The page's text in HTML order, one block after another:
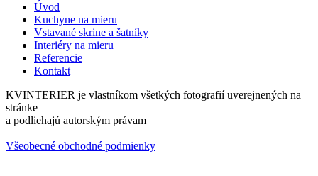
Úvod
Kuchyne na mieru
Vstavané skrine a šatníky
Interiéry na mieru
Referencie
Kontakt
KVINTERIER je vlastníkom všetkých fotografií uverejnených na
stránke
a podliehajú autorským právam
Všeobecné obchodné podmienky